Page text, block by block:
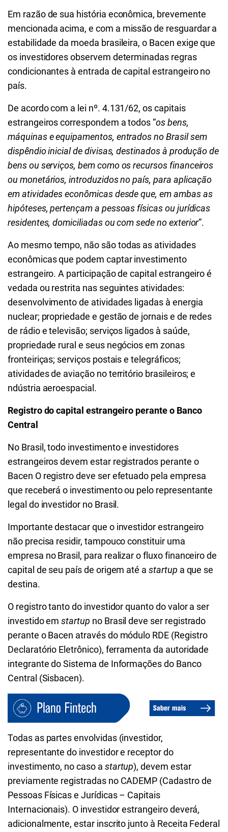
Em razão de sua história econômica, brevemente
mencionada acima, e com a missão de resguardar a
estabilidade da moeda brasileira, o Bacen exige que
os investidores observem determinadas regras
condicionantes à entrada de capital estrangeiro no
país.
De acordo com a lei nº. 4.131/62, os capitais
estrangeiros correspondem a todos “os bens,
máquinas e equipamentos, entrados no Brasil sem
dispêndio inicial de divisas, destinados à produção de
bens ou serviços, bem como os recursos financeiros
ou monetários, introduzidos no país, para aplicação
em atividades econômicas desde que, em ambas as
hipóteses, pertençam a pessoas físicas ou jurídicas
residentes, domiciliadas ou com sede no exterior”.
Ao mesmo tempo, não são todas as atividades
econômicas que podem captar investimento
estrangeiro. A participação de capital estrangeiro é
vedada ou restrita nas seguintes atividades:
desenvolvimento de atividades ligadas à energia
nuclear; propriedade e gestão de jornais e de redes
de rádio e televisão; serviços ligados à saúde,
propriedade rural e seus negócios em zonas
fronteiriças; serviços postais e telegráficos;
atividades de aviação no território brasileiros; e
ndústria aeroespacial.
Registro do capital estrangeiro perante o Banco
Central
No Brasil, todo investimento e investidores
estrangeiros devem estar registrados perante o
Bacen O registro deve ser efetuado pela empresa
que receberá o investimento ou pelo representante
legal do investidor no Brasil.
Importante destacar que o investidor estrangeiro
não precisa residir, tampouco constituir uma
empresa no Brasil, para realizar o fluxo financeiro de
capital de seu país de origem até astartup a que se
destina.
O registro tanto do investidor quanto do valor a ser
investido emstartup no Brasil deve ser registrado
perante o Bacen através do módulo RDE (Registro
Declaratório Eletrônico), ferramenta da autoridade
integrante do Sistema de Informações do Banco
Central (Sisbacen).
Todas as partes envolvidas (investidor,
representante do investidor e receptor do
investimento, no caso a startup), devem estar
previamente registradas no CADEMP (Cadastro de
Pessoas Físicas e Jurídicas – Capitais
Internacionais). O investidor estrangeiro deverá,
adicionalmente, estar inscrito junto à Receita Federal